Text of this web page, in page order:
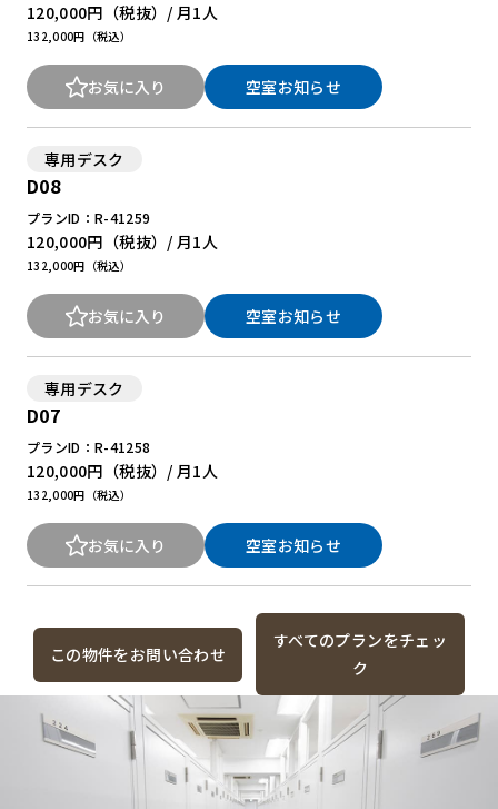
120,000円 （税抜）/ 月
132,000円（税込）
1人
お気に入り 空室お知らせ
専用デスク
D08
プランID：R-41259
120,000円 （税抜）/ 月
132,000円（税込）
1人
お気に入り 空室お知らせ
専用デスク
D07
プランID：R-41258
120,000円 （税抜）/ 月
132,000円（税込）
1人
お気に入り 空室お知らせ
この物件をお問い合わせ
すべてのプランをチェッ
ク